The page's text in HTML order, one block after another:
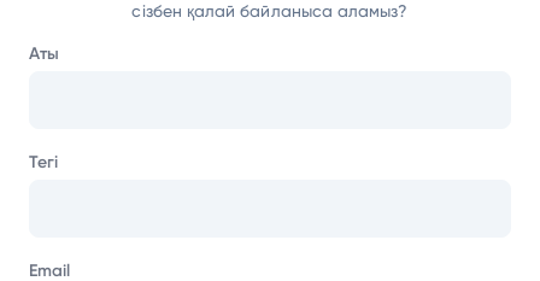
сізбен қалай байланыса аламыз?
Аты
Тегі
Email